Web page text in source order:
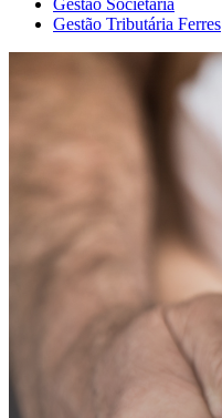
Gestão Tributária Ferres